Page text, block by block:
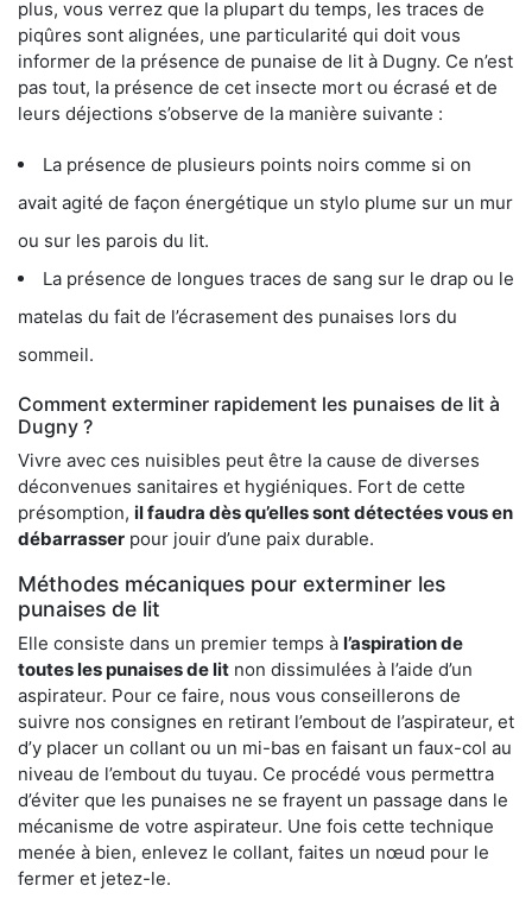
plus, vous verrez que la plupart du temps, les traces de
piqûres sont alignées, une particularité qui doit vous
informer de la présence de punaise de lit à Dugny. Ce n’est
pas tout, la présence de cet insecte mort ou écrasé et de
leurs déjections s’observe de la manière suivante :
La présence de plusieurs points noirs comme si on
avait agité de façon énergétique un stylo plume sur un mur
ou sur les parois du lit.
La présence de longues traces de sang sur le drap ou le
matelas du fait de l’écrasement des punaises lors du
sommeil.
Comment exterminer rapidement les punaises de lit à
Dugny ?
Vivre avec ces nuisibles peut être la cause de diverses
déconvenues sanitaires et hygiéniques. Fort de cette
présomption, il faudra dès qu’elles sont détectées vous en
débarrasser pour jouir d’une paix durable.
Méthodes mécaniques pour exterminer les
punaises de lit
Elle consiste dans un premier temps à l’aspiration de
toutes les punaises de lit non dissimulées à l’aide d’un
aspirateur. Pour ce faire, nous vous conseillerons de
suivre nos consignes en retirant l’embout de l’aspirateur, et
d’y placer un collant ou un mi-bas en faisant un faux-col au
niveau de l’embout du tuyau. Ce procédé vous permettra
d’éviter que les punaises ne se frayent un passage dans le
mécanisme de votre aspirateur. Une fois cette technique
menée à bien, enlevez le collant, faites un nœud pour le
fermer et jetez-le.